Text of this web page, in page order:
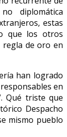
diplomática
estas
que los otros
regla de oro en
han logrado
en
Qué triste que
Despacho
mismo pueblo